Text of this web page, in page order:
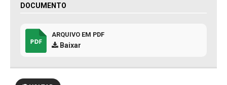
DOCUMENTO
ARQUIVO EM PDF
Baixar